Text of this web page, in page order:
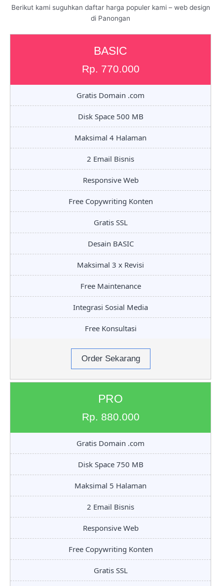
Berikut kami suguhkan daftar harga populer kami – web design
di Panongan
BASIC
Rp. 770.000
Gratis Domain .com
Disk Space 500 MB
Maksimal 4 Halaman
2 Email Bisnis
Responsive Web
Free Copywriting Konten
Gratis SSL
Desain BASIC
Maksimal 3 x Revisi
Free Maintenance
Integrasi Sosial Media
Free Konsultasi
Order Sekarang
PRO
Rp. 880.000
Gratis Domain .com
Disk Space 750 MB
Maksimal 5 Halaman
2 Email Bisnis
Responsive Web
Free Copywriting Konten
Gratis SSL